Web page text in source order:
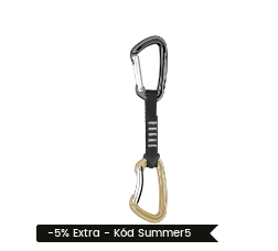
-5% Extra - Kód Summer5